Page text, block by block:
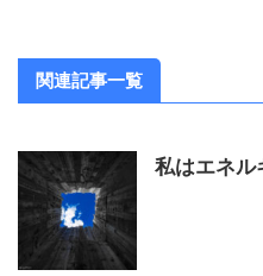
関連記事一覧
私はエネル